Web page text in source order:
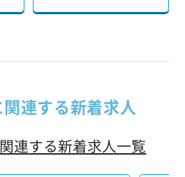
連する新着求人
連する新着求人一覧